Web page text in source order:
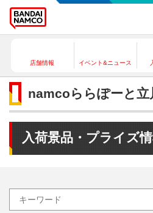
店舗情報 イベント&ニュース
namcoららぽーと立
入荷景品・プライズ